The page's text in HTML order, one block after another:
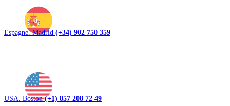
Espagne. Madrid (+34) 902 750 359
USA. Boston(+1) 857 208 72 49